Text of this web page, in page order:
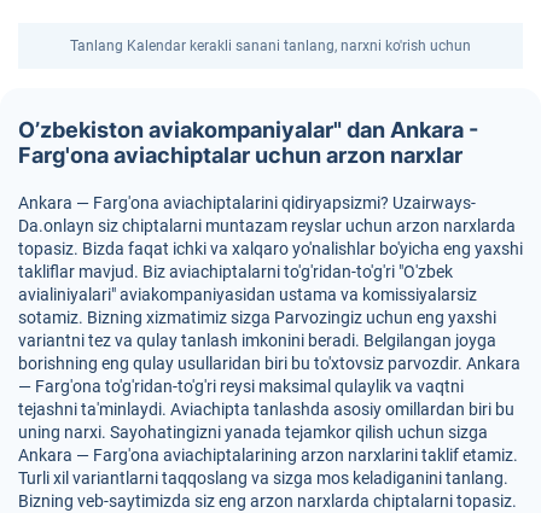
Tanlang Kalendar kerakli sanani tanlang, narxni ko'rish uchun
O’zbekiston aviakompaniyalar" dan Ankara -
Farg'ona aviachiptalar uchun arzon narxlar
Ankara — Farg'ona aviachiptalarini qidiryapsizmi? Uzairways-
Da.onlayn siz chiptalarni muntazam reyslar uchun arzon narxlarda
topasiz. Bizda faqat ichki va xalqaro yo'nalishlar bo'yicha eng yaxshi
takliflar mavjud. Biz aviachiptalarni to'g'ridan-to'g'ri "O'zbek
avialiniyalari" aviakompaniyasidan ustama va komissiyalarsiz
sotamiz. Bizning xizmatimiz sizga Parvozingiz uchun eng yaxshi
variantni tez va qulay tanlash imkonini beradi. Belgilangan joyga
borishning eng qulay usullaridan biri bu to'xtovsiz parvozdir. Ankara
— Farg'ona to'g'ridan-to'g'ri reysi maksimal qulaylik va vaqtni
tejashni ta'minlaydi. Aviachipta tanlashda asosiy omillardan biri bu
uning narxi. Sayohatingizni yanada tejamkor qilish uchun sizga
Ankara — Farg'ona aviachiptalarining arzon narxlarini taklif etamiz.
Turli xil variantlarni taqqoslang va sizga mos keladiganini tanlang.
Bizning veb-saytimizda siz eng arzon narxlarda chiptalarni topasiz.